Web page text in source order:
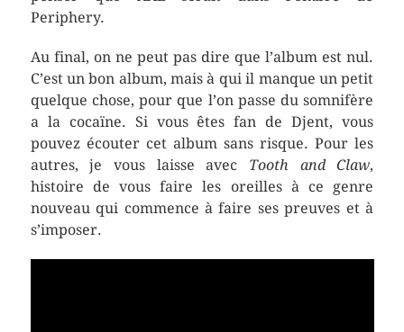
Periphery.
Au final, on ne peut pas dire que l’album est nul.
C’est un bon album, mais à qui il manque un petit
quelque chose, pour que l’on passe du somnifère
a la cocaïne. Si vous êtes fan de Djent, vous
pouvez écouter cet album sans risque. Pour les
autres, je vous laisse avec Tooth and Claw,
histoire de vous faire les oreilles à ce genre
nouveau qui commence à faire ses preuves et à
s’imposer.